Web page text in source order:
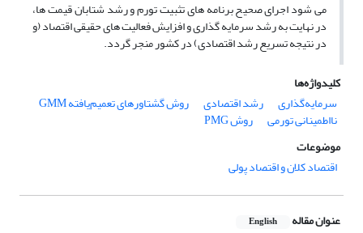
می شود اجرای صحیح برنامه های تثبیت تورم و رشد شتابان قیمت ها،
در نهایت به رشد سرمایه گذاری و افزایش فعالیت های حقیقی اقتصاد (و
در نتیجه تسریع رشد اقتصادی) در کشور منجر گردد.
کلیدواژه‌ها
سرمایه‌گذاری
رشد اقتصادی روش گشتاورهای تعمیم‌یافته GMM
نااطمینانی تورمی
روش PMG
موضوعات
اقتصاد کلان و اقتصاد پولی
عنوان مقاله English